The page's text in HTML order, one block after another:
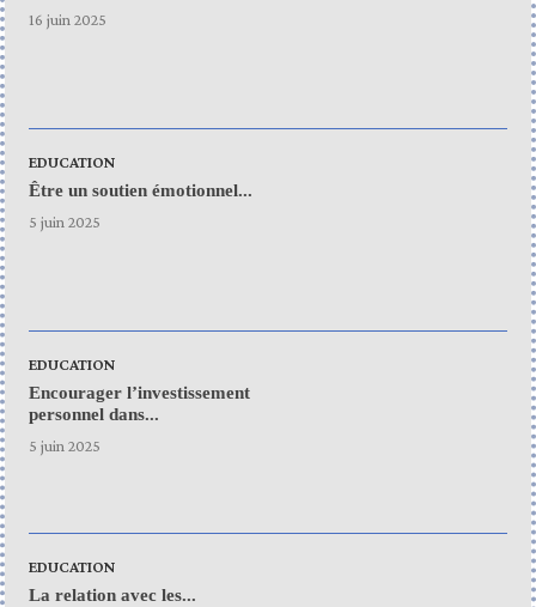
16 juin 2025
EDUCATION
Être un soutien émotionnel...
5 juin 2025
EDUCATION
Encourager l’investissement
personnel dans...
5 juin 2025
EDUCATION
La relation avec les...